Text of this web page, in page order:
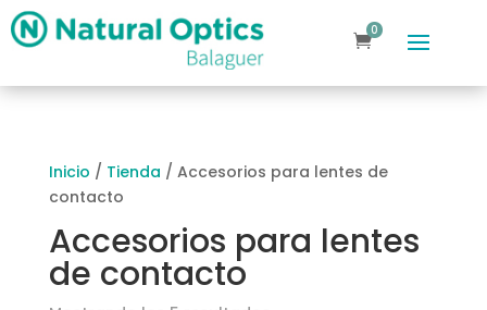
0
elementos
Inicio / Tienda / Accesorios para lentes de
contacto
Accesorios para lentes
de contacto